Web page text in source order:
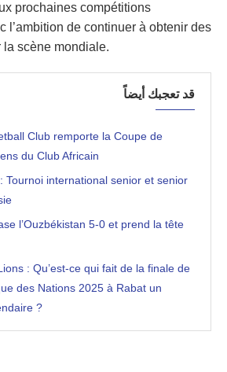
prochaines compétitions
l’ambition de continuer à obtenir des
la scène mondiale.
قد تعجبك أيضاً
Club remporte la Coupe de
du Club Africain
Tournoi international senior et senior
l’Ouzbékistan 5-0 et prend la tête
: Qu’est-ce qui fait de la finale de
des Nations 2025 à Rabat un
?